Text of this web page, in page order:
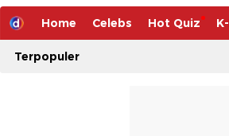
Home Celebs Hot Quiz
Terpopuler